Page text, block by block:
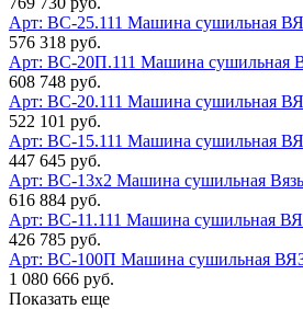
Арт: ВС-25.111 Машина сушильная
576 318 руб.
Арт: ВС-20П.111 Машина
608 748 руб.
Арт: ВС-20.111 Машина сушильная
522 101 руб.
Арт: ВС-15.111 Машина сушильная
447 645 руб.
Арт: ВС-13х2 Машина сушильная
616 884 руб.
Арт: ВС-11.111 Машина сушильная
426 785 руб.
Арт: ВС-100П Машина сушильная
1 080 666 руб.
Показать еще